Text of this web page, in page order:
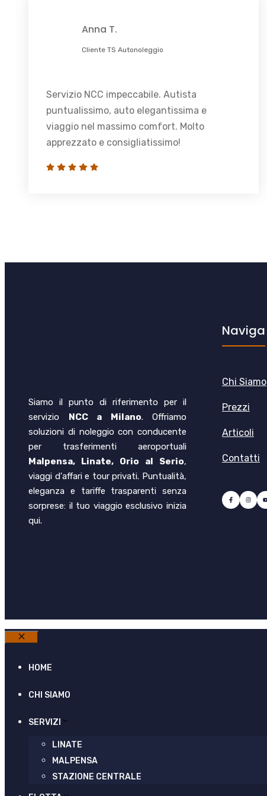
Anna T.
Cliente TS Autonoleggio
Servizio NCC impeccabile. Autista
puntualissimo, auto elegantissima e
viaggio nel massimo comfort. Molto
apprezzato e consigliatissimo!
Siamo il punto di riferimento per il
servizio NCC a Milano. Offriamo
soluzioni di noleggio con conducente
per trasferimenti aeroportuali
Malpensa, Linate, Orio al Serio,
viaggi d'affari e tour privati. Puntualità,
eleganza e tariffe trasparenti senza
sorprese: il tuo viaggio esclusivo inizia
qui.
Naviga
Chi Siamo
Prezzi
Articoli
Contatti
HOME
CHI SIAMO
SERVIZI
LINATE
MALPENSA
STAZIONE CENTRALE